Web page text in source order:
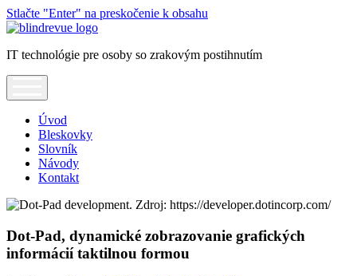
Stlačte "Enter" na preskočenie k obsahu
Blindrevue
IT technológie pre osoby so zrakovým postihnutím
Úvod
Bleskovky
Slovník
Návody
Kontakt
Dot-Pad, dynamické zobrazovanie grafických
informácií taktilnou formou